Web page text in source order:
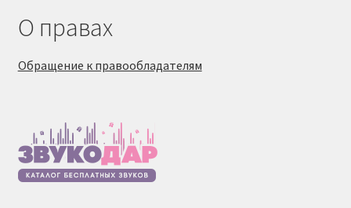
О правах
Обращение к правообладателям